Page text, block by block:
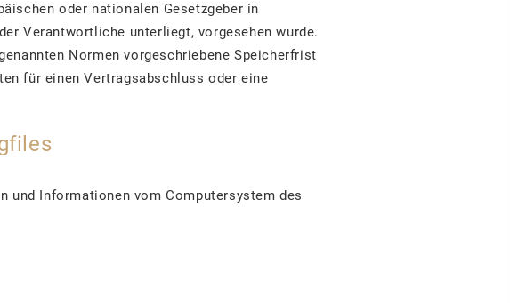
oder nationalen Gesetzgeber in
Verantwortliche unterliegt, vorgesehen wurde.
Normen vorgeschriebene Speicherfrist
für einen Vertragsabschluss oder eine
und Informationen vom Computersystem des